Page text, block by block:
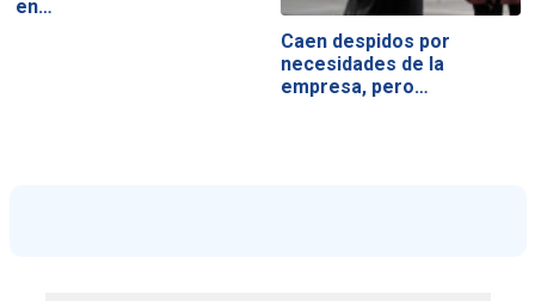
en…
Caen despidos por
necesidades de la
empresa, pero…